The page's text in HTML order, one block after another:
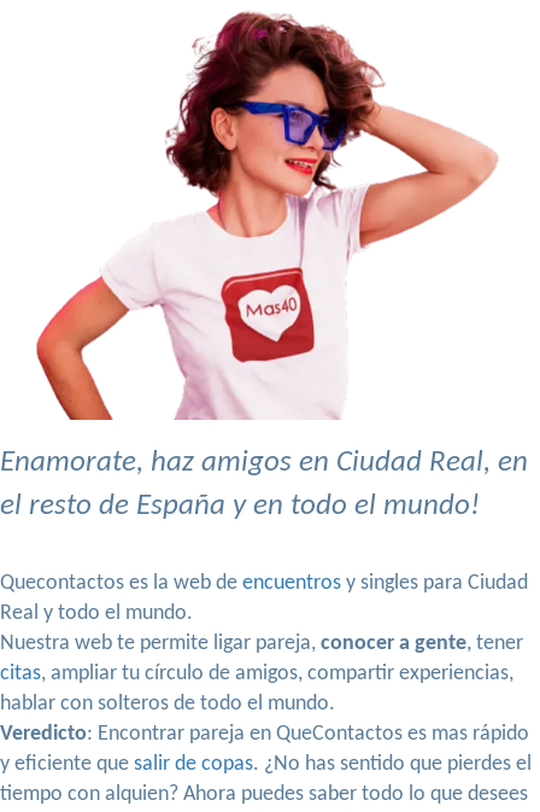
Enamorate, haz amigos en Ciudad Real, en
el resto de España y en todo el mundo!
Quecontactos es la web de encuentros y singles para Ciudad
Real y todo el mundo.
Nuestra web te permite ligar pareja, conocer a gente, tener
citas, ampliar tu círculo de amigos, compartir experiencias,
hablar con solteros de todo el mundo.
Veredicto: Encontrar pareja en QueContactos es mas rápido
y eficiente que salir de copas. ¿No has sentido que pierdes el
tiempo con alquien? Ahora puedes saber todo lo que desees